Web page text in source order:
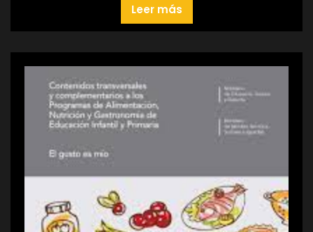
Leer más